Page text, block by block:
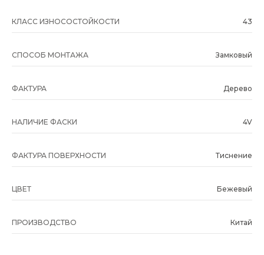
КЛАСС ИЗНОСОСТОЙКОСТИ 43
СПОСОБ МОНТАЖА Замковый
ФАКТУРА Дерево
НАЛИЧИЕ ФАСКИ 4V
ФАКТУРА ПОВЕРХНОСТИ Тиснение
ЦВЕТ Бежевый
ПРОИЗВОДСТВО Китай